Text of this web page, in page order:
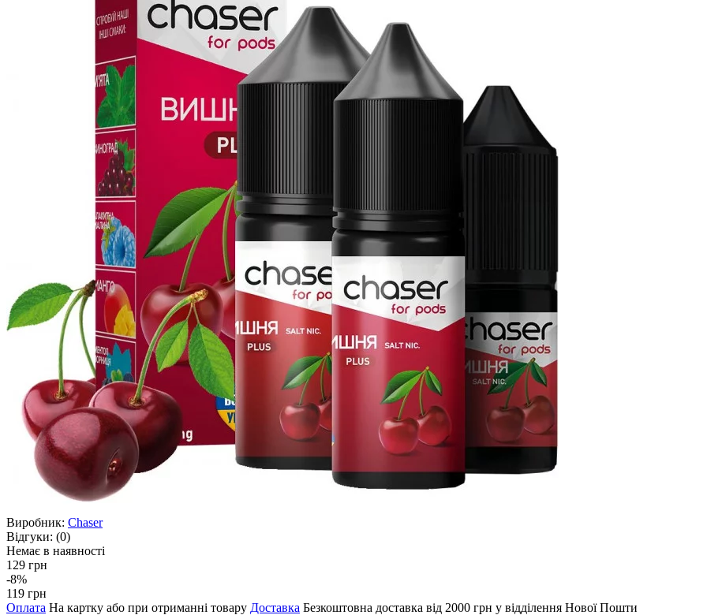
Виробник: Chaser
Відгуки: (0)
Немає в наявності
129 грн
-8%
119 грн
Оплата На картку або при отриманні товару Доставка Безкоштовна доставка від 2000 грн у відділення Нової Пошти